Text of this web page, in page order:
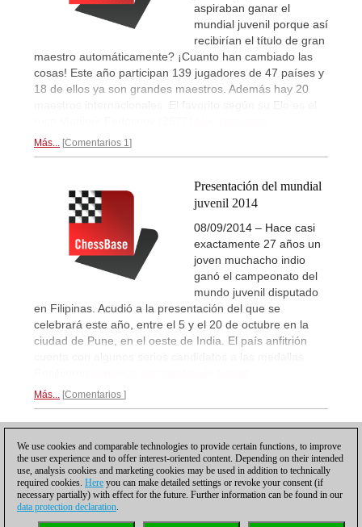
aspiraban ganar el
mundial juvenil porque así
recibirían el título de gran
maestro automáticamente? ¡Cuanto han cambiado las
cosas! Este año participan 139 jugadores de 47 países y
18 de ellos ya son grandes maestros. Además hay 20
maestros internacionales. El favorito según su Elo es el
Más... Comentarios 1
Presentación del mundial
juvenil 2014
08/09/2014 – Hace casi
exactamente 27 años un
joven muchacho indio
ganó el campeonato del
mundo juvenil disputado
en Filipinas. Acudió a la presentación del que se
celebrará este año, entre el 5 y el 20 de octubre en la
ciudad de Pune, en el oeste de India. El país anfitrión
cuenta con algunos serios candidatos a las medallas.
Más... Comentarios
We use cookies and comparable technologies to provide certain functions, to improve
the user experience and to offer interest-oriented content. Depending on their intended
use, analysis cookies and marketing cookies may be used in addition to technically
required cookies. Here you can make detailed settings or revoke your consent (if
necessary partially) with effect for the future. Further information can be found in our
data protection declaration.